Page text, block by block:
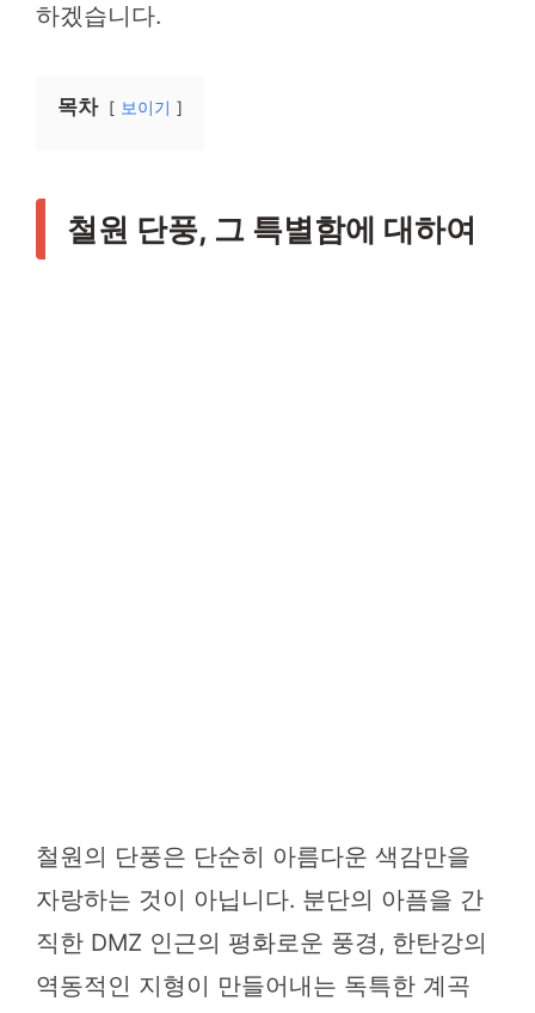
하겠습니다.
목차 보이기
철원 단풍, 그 특별함에 대하여
철원의 단풍은 단순히 아름다운 색감만을
자랑하는 것이 아닙니다. 분단의 아픔을 간
직한 DMZ 인근의 평화로운 풍경, 한탄강의
역동적인 지형이 만들어내는 독특한 계곡